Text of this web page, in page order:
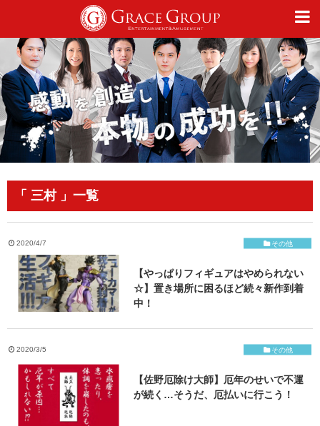
「 三村 」一覧
2020/4/7 その他
【やっぱりフィギュアはやめられない
☆】置き場所に困るほど続々新作到着
中！
2020/3/5 その他
【佐野厄除け大師】厄年のせいで不運
が続く…そうだ、厄払いに行こう！
仕事
趣味
オフィシャルサイト